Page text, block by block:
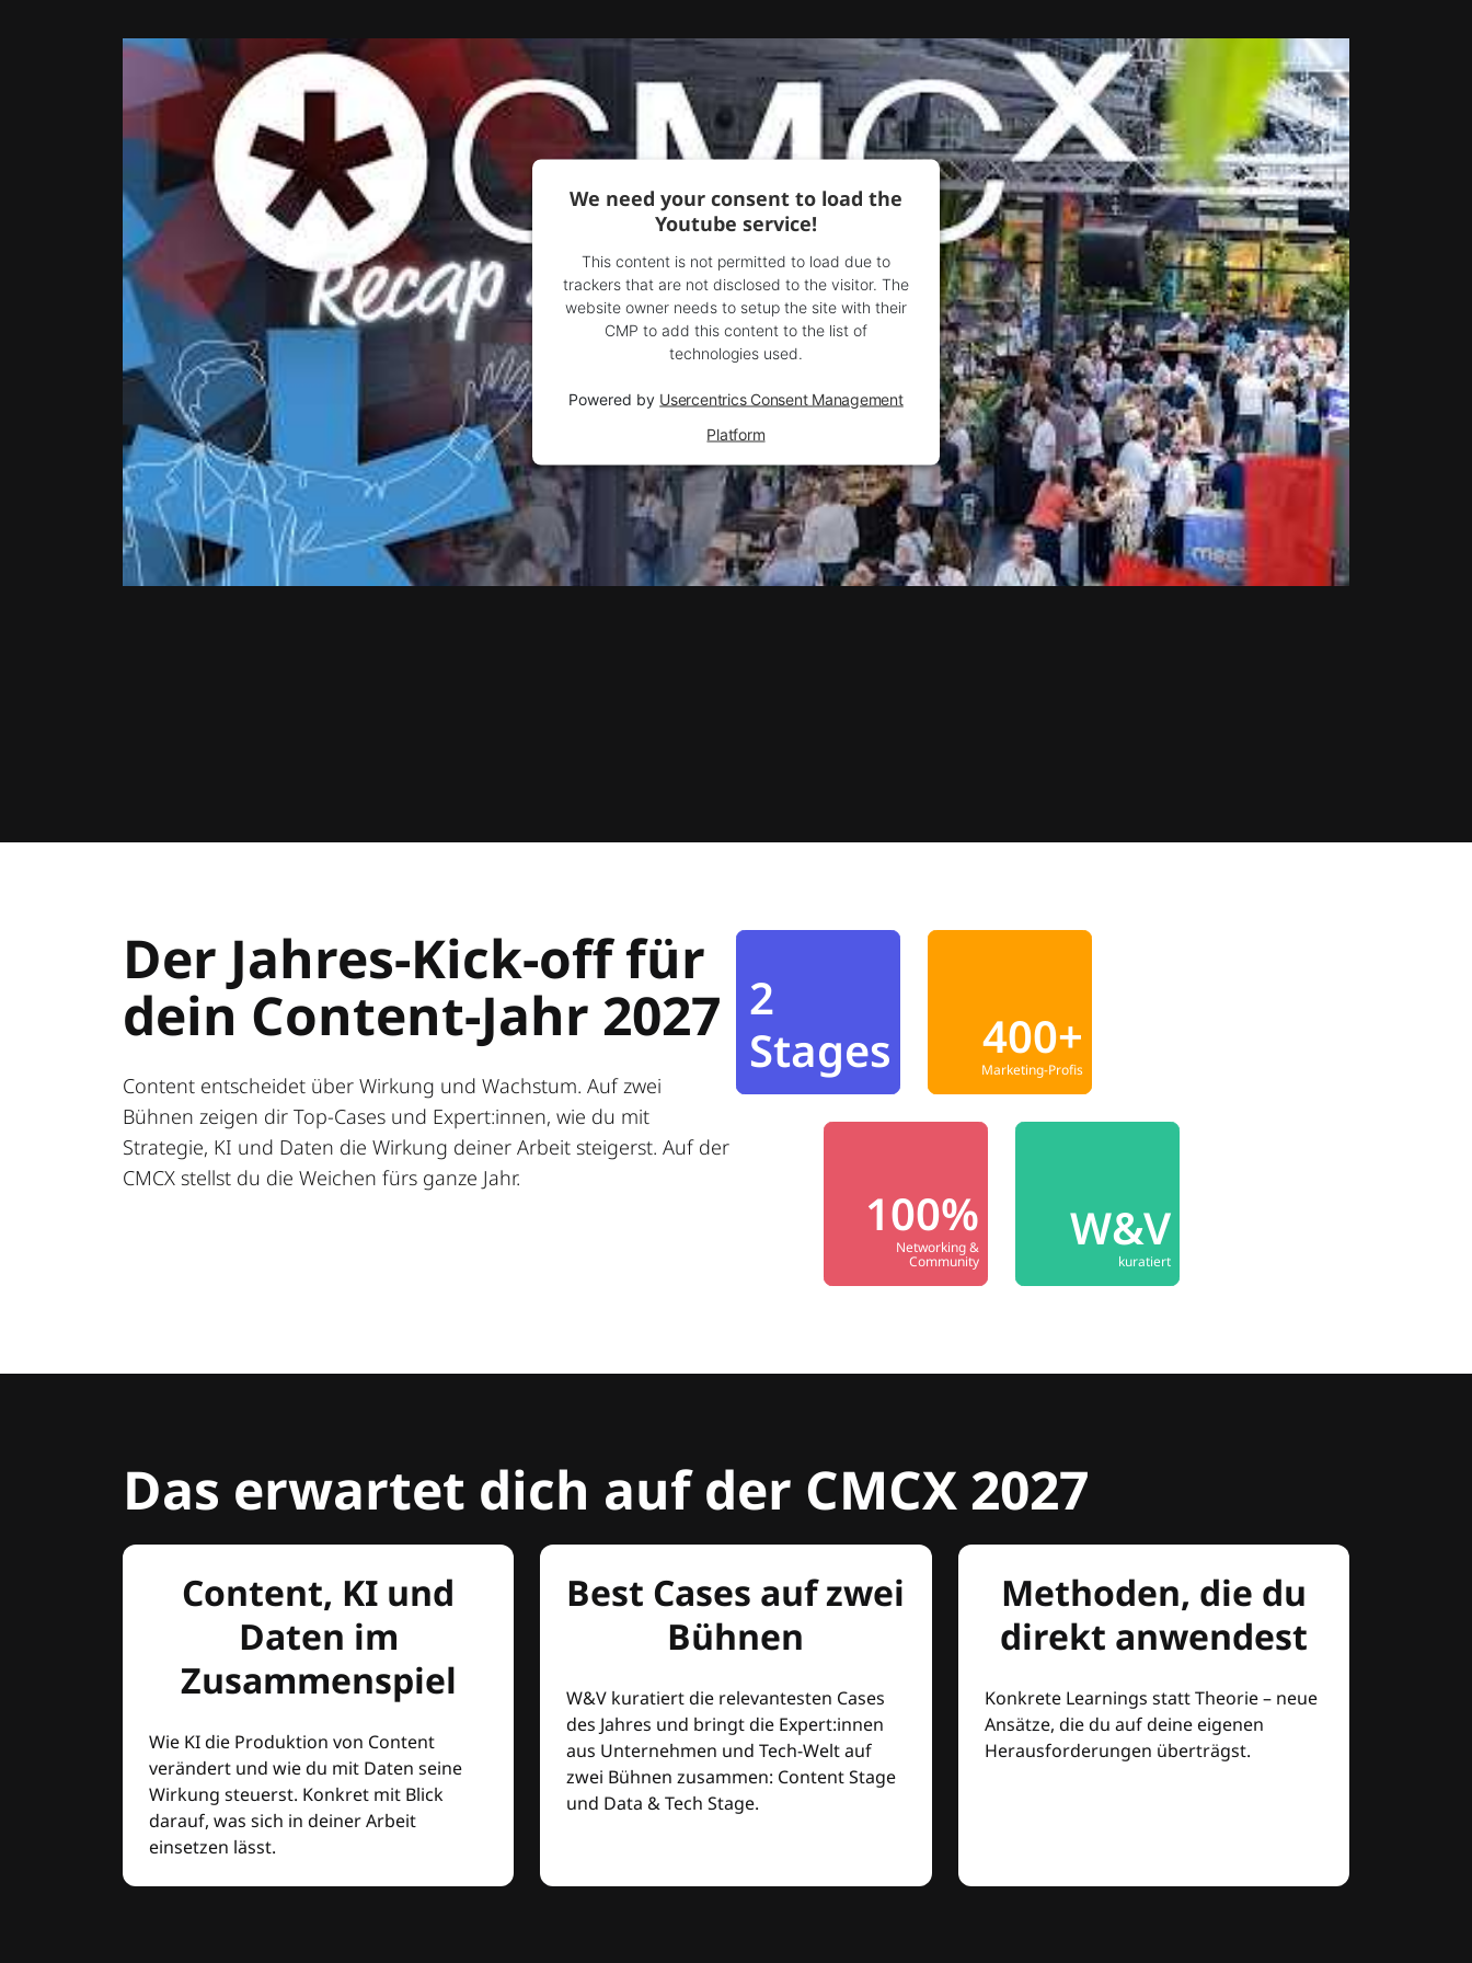
We need your consent to load the
Youtube service!
This content is not permitted to load due to
trackers that are not disclosed to the visitor. The
website owner needs to setup the site with their
CMP to add this content to the list of
technologies used.
Powered by Usercentrics Consent Management
Platform
Der Jahres-Kick-off für
dein Content-Jahr 2027
Content entscheidet über Wirkung und Wachstum. Auf zwei
Bühnen zeigen dir Top-Cases und Expert:innen, wie du mit
Strategie, KI und Daten die Wirkung deiner Arbeit steigerst. Auf der
CMCX stellst du die Weichen fürs ganze Jahr.
2
Stages
400+
Marketing-Profis
100%
Networking &
Community
W&V
kuratiert
Das erwartet dich auf der CMCX 2027
Content, KI und
Daten im
Zusammenspiel
Wie KI die Produktion von Content
verändert und wie du mit Daten seine
Wirkung steuerst. Konkret mit Blick
darauf, was sich in deiner Arbeit
einsetzen lässt.
Best Cases auf zwei
Bühnen
W&V kuratiert die relevantesten Cases
des Jahres und bringt die Expert:innen
aus Unternehmen und Tech-Welt auf
zwei Bühnen zusammen: Content Stage
und Data & Tech Stage.
Methoden, die du
direkt anwendest
Konkrete Learnings statt Theorie – neue
Ansätze, die du auf deine eigenen
Herausforderungen überträgst.